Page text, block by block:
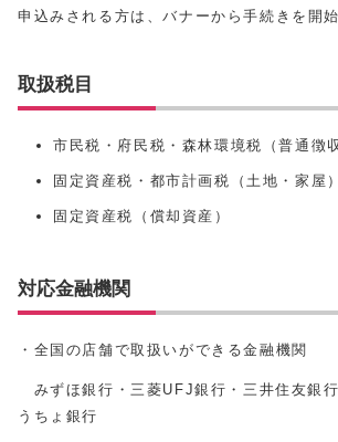
申込みされる方は、バナーから手続きを開
取扱税目
市民税・府民税・森林環境税（普通徴
固定資産税・都市計画税（土地・家屋
固定資産税（償却資産）
対応金融機関
・全国の店舗で取扱いができる金融機関
みずほ銀行・三菱UFJ銀行・三井住友銀
うちょ銀行